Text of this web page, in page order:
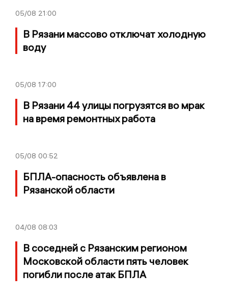
05/08 21:00
В Рязани массово отключат холодную
воду
05/08 17:00
В Рязани 44 улицы погрузятся во мрак
на время ремонтных работа
05/08 00:52
БПЛА-опасность объявлена в
Рязанской области
04/08 08:03
В соседней с Рязанским регионом
Московской области пять человек
погибли после атак БПЛА